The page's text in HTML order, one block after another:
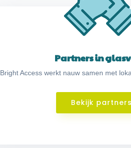
Partners in
Bright Access werkt nauw samen met
Bekijk